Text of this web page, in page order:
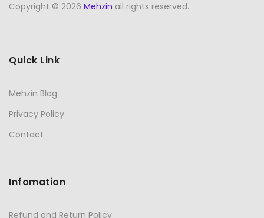
Copyright © 2026 Mehzin all rights reserved.
Quick Link
Mehzin Blog
Privacy Policy
Contact
Infomation
Refund and Return Policy